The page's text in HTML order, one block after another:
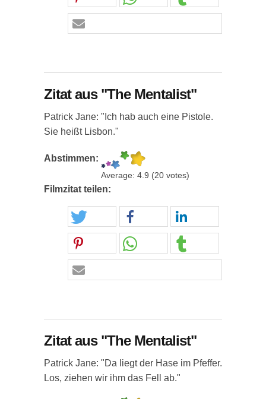
Zitat aus "The Mentalist"
Patrick Jane: "Ich hab auch eine Pistole.
Sie heißt Lisbon."
Abstimmen:
Average: 4.9 (20 votes)
Filmzitat teilen:
Zitat aus "The Mentalist"
Patrick Jane: "Da liegt der Hase im Pfeffer.
Los, ziehen wir ihm das Fell ab."